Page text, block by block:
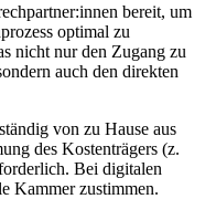
bereit, um
optimal zu
nicht nur den Zugang zu
auch den direkten
von zu Hause aus
des Kostenträgers (z.
Bei digitalen
Kammer zustimmen.